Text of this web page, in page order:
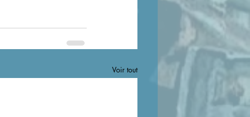
Voir tout